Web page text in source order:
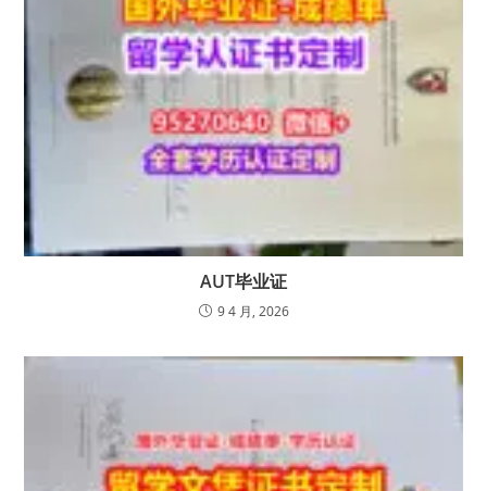
AUT毕业证
9 4 月, 2026